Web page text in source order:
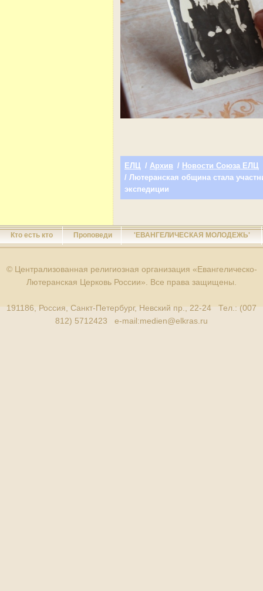
ЕЛЦ / Архив / Новости Союза ЕЛЦ
/ Лютеранская община стала
экспедиции
Кто есть кто Проповеди 'ЕВАНГЕЛИЧЕСКАЯ МОЛОДЕЖЬ'
© Централизованная религиозная организация «Евангелическо-
Лютеранская Церковь России». Все права защищены.
191186, Россия, Санкт-Петербург, Невский пр., 22-24 Тел.: (007
812) 5712423 e-mail:medien@elkras.ru